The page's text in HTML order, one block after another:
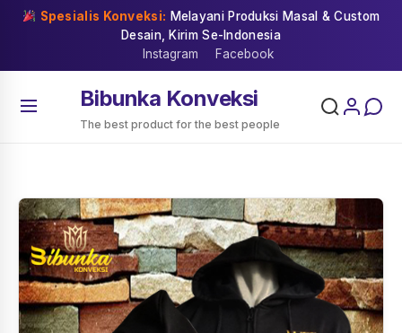
Skip
Spesialis Konveksi: Melayani Produksi Masal & Custom
Desain, Kirim Se-Indonesia
Instagram
Facebook
Bibunka Konveksi
The best product for the best people